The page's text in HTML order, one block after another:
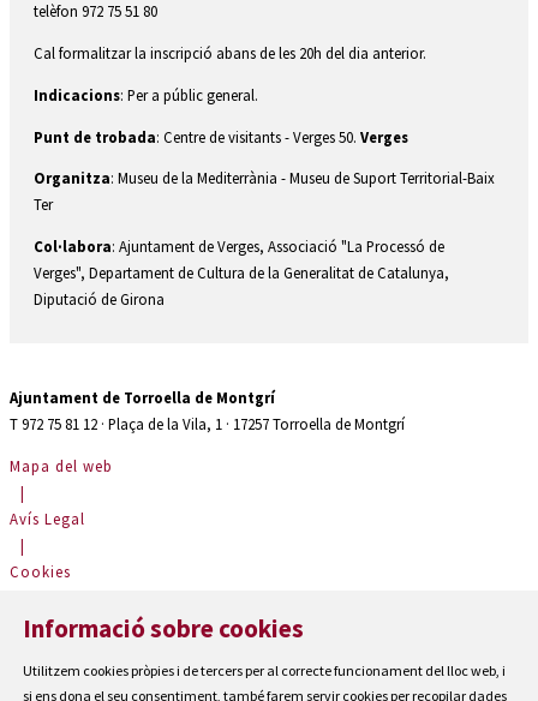
telèfon 972 75 51 80
Cal formalitzar la inscripció abans de les 20h del dia anterior.
Indicacions: Per a públic general.
Punt de trobada: Centre de visitants - Verges 50. Verges
Organitza: Museu de la Mediterrània - Museu de Suport Territorial-Baix
Ter
Col·labora: Ajuntament de Verges, Associació "La Processó de
Verges", Departament de Cultura de la Generalitat de Catalunya,
Diputació de Girona
Ajuntament de Torroella de Montgrí
T 972 75 81 12 · Plaça de la Vila, 1 · 17257 Torroella de Montgrí
Mapa del web
|
Avís Legal
|
Cookies
Contactar
Accessibilitat
Informació sobre cookies
Utilitzem cookies pròpies i de tercers per al correcte funcionament del lloc web, i
si ens dona el seu consentiment, també farem servir cookies per recopilar dades